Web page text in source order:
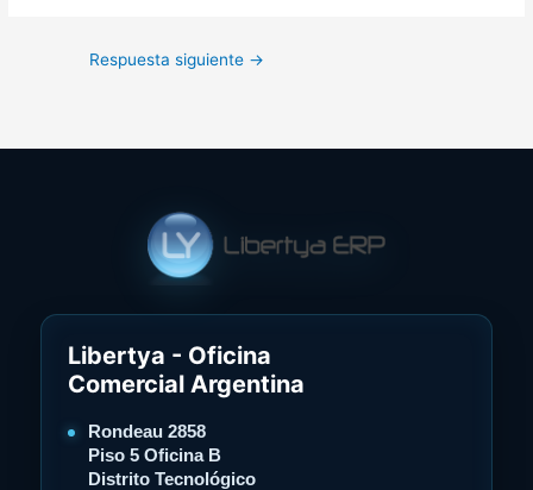
Respuesta siguiente →
Libertya - Oficina
Comercial Argentina
Rondeau 2858
Piso 5 Oficina B
Distrito Tecnológico